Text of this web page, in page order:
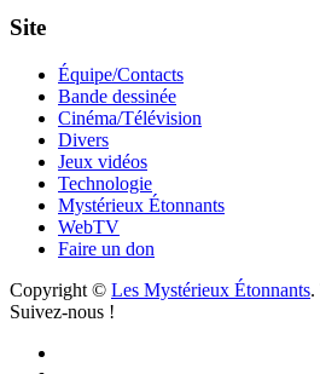
Site
Équipe/Contacts
Bande dessinée
Cinéma/Télévision
Divers
Jeux vidéos
Technologie
Mystérieux Étonnants
WebTV
Faire un don
Copyright © Les Mystérieux Étonnants.
Suivez-nous !